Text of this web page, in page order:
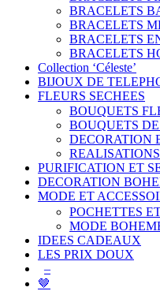
BRACELETS
BRACELETS
BRACELETS
BRACELETS
Collection ‘Céleste’
BIJOUX DE
FLEURS SECHEES
BOUQUETS
BOUQUETS
DECORATION
PURIFICATION ET
DECORATION
MODE ET
POCHETTES
MODE
IDEES CADEAUX
LES PRIX DOUX
–
🤎